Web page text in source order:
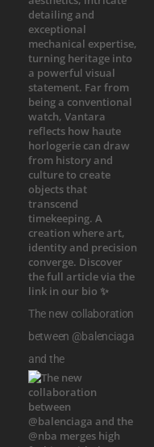
The new collaboration
between @balenciaga
and the